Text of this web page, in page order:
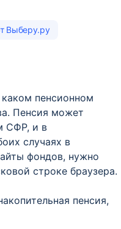
Выберу.ру
пенсионном
Пенсия может
СФР, и в
случаях в
фондов, нужно
строке браузера.
пенсия,